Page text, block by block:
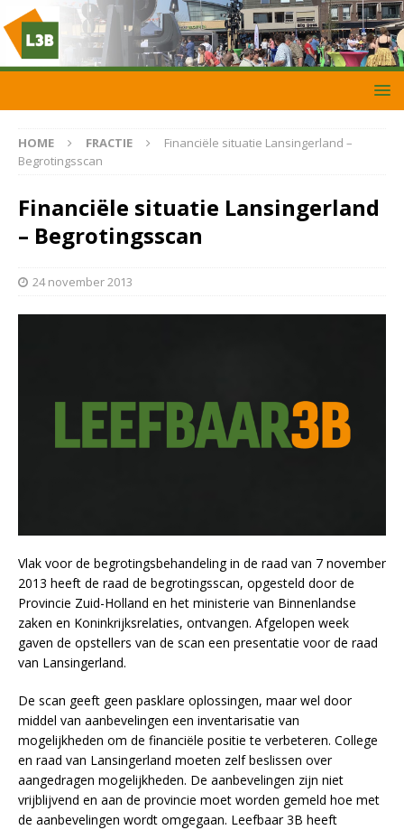
HOME FRACTIE
Financiële situatie Lansingerland –
Begrotingsscan
Financiële situatie Lansingerland
– Begrotingsscan
24 november 2013
Vlak voor de begrotingsbehandeling in de raad van 7 november
2013 heeft de raad de begrotingsscan, opgesteld door de
Provincie Zuid-Holland en het ministerie van Binnenlandse
zaken en Koninkrijksrelaties, ontvangen. Afgelopen week
gaven de opstellers van de scan een presentatie voor de raad
van Lansingerland.
De scan geeft geen pasklare oplossingen, maar wel door
middel van aanbevelingen een inventarisatie van
mogelijkheden om de financiële positie te verbeteren. College
en raad van Lansingerland moeten zelf beslissen over
aangedragen mogelijkheden. De aanbevelingen zijn niet
vrijblijvend en aan de provincie moet worden gemeld hoe met
de aanbevelingen wordt omgegaan. Leefbaar 3B heeft